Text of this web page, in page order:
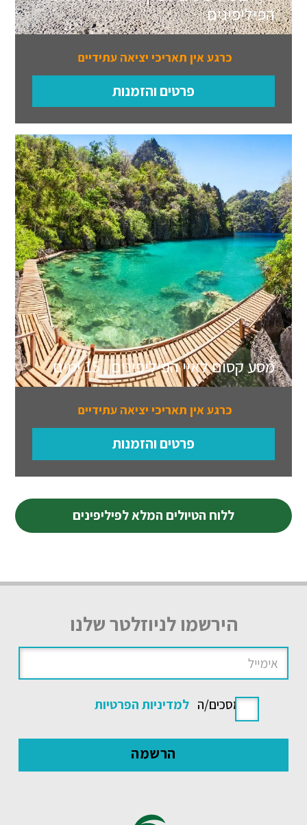
הפיליפינים
כרגע אין תאריכי יציאה עתידיים
פרטים והזמנות
מסע קסום לאיי הפיליפינים , 15 ימים
כרגע אין תאריכי יציאה עתידיים
פרטים והזמנות
ללוח הטיולים המלא לפיליפינים
הירשמו לניוזלטר שלנו
אני מסכים/ה למדיניות הפרטיות